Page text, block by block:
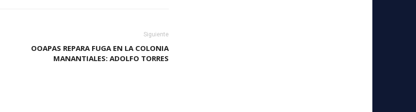
Siguiente
OOAPAS REPARA FUGA EN LA COLONIA
MANANTIALES: ADOLFO TORRES